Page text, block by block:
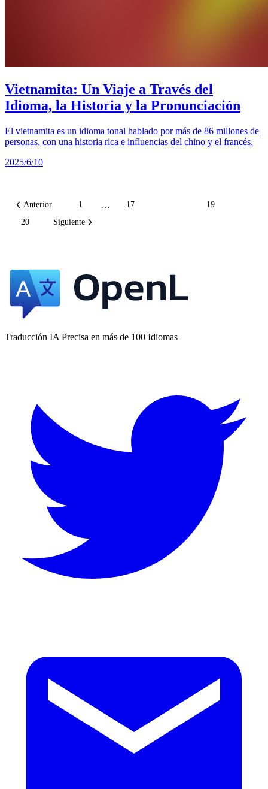
Vietnamita: Un Viaje a Través del
Idioma, la Historia y la Pronunciación
El vietnamita es un idioma tonal hablado por más de 86 millones de
personas, con una historia rica e influencias del chino y el francés.
2025/6/10
Anterior 1 … 17
19
20
Siguiente
Traducción IA Precisa en más de 100 Idiomas